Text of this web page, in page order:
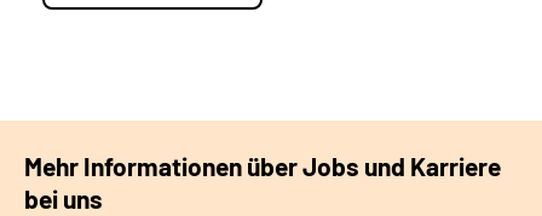
Mehr Informationen über Jobs und Karriere
bei uns